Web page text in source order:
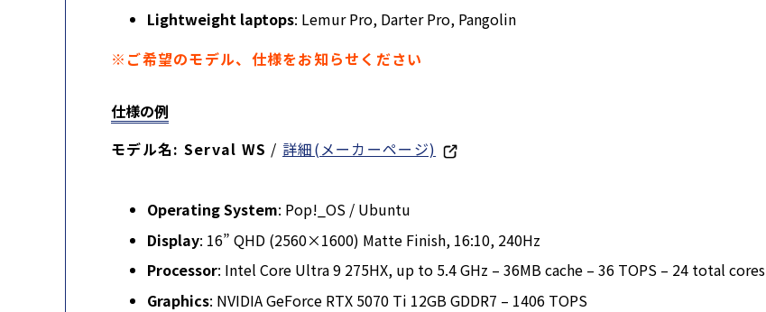
Lightweight laptops: Lemur Pro, Darter Pro, Pangolin
※ご希望のモデル、仕様をお知らせください
仕様の例
モデル名: Serval WS / 詳細(メーカーページ)
Operating System: Pop!_OS / Ubuntu
Display: 16” QHD (2560×1600) Matte Finish, 16:10, 240Hz
Processor: Intel Core Ultra 9 275HX, up to 5.4 GHz – 36MB cache – 36 TOPS – 24 total cores
Graphics: NVIDIA GeForce RTX 5070 Ti 12GB GDDR7 – 1406 TOPS